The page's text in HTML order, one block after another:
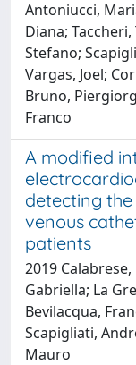
Antoniucci,
Diana;
Stefano;
Vargas, Joel;
Bruno,
Franco
A modified
detecting
venous
patients
2019
Gabriella; La
Bevilacqua,
Scapigliati,
Mauro